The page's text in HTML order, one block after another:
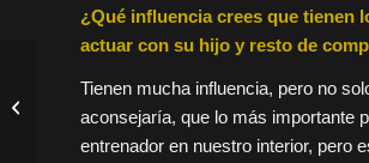
¿Qué influencia crees que tienen
actuar con su hijo y resto de
Tienen mucha influencia, pero no
aconsejaría, que lo más importante
entrenador en nuestro interior, pero
Infantil y cadete caen
mínima: resultados